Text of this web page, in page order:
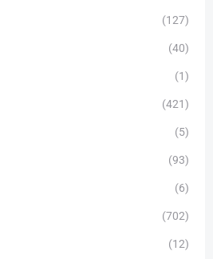
(127)
(40)
(1)
(421)
(5)
(93)
(6)
(702)
(12)